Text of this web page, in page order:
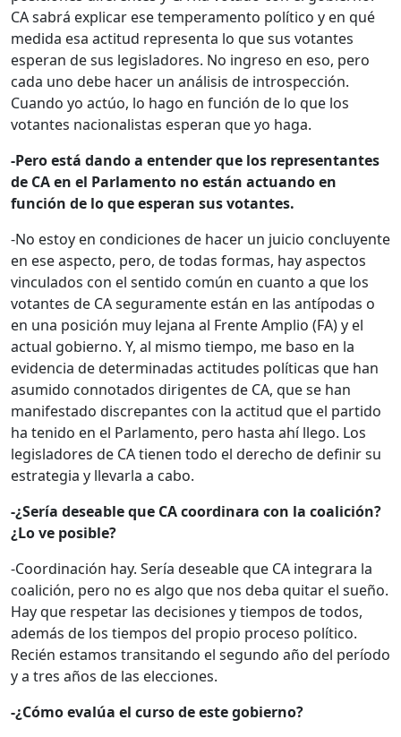
CA sabrá explicar ese temperamento político y en qué
medida esa actitud representa lo que sus votantes
esperan de sus legisladores. No ingreso en eso, pero
cada uno debe hacer un análisis de introspección.
Cuando yo actúo, lo hago en función de lo que los
votantes nacionalistas esperan que yo haga.
-Pero está dando a entender que los representantes
de CA en el Parlamento no están actuando en
función de lo que esperan sus votantes.
-No estoy en condiciones de hacer un juicio concluyente
en ese aspecto, pero, de todas formas, hay aspectos
vinculados con el sentido común en cuanto a que los
votantes de CA seguramente están en las antípodas o
en una posición muy lejana al Frente Amplio (FA) y el
actual gobierno. Y, al mismo tiempo, me baso en la
evidencia de determinadas actitudes políticas que han
asumido connotados dirigentes de CA, que se han
manifestado discrepantes con la actitud que el partido
ha tenido en el Parlamento, pero hasta ahí llego. Los
legisladores de CA tienen todo el derecho de definir su
estrategia y llevarla a cabo.
-¿Sería deseable que CA coordinara con la coalición?
¿Lo ve posible?
-Coordinación hay. Sería deseable que CA integrara la
coalición, pero no es algo que nos deba quitar el sueño.
Hay que respetar las decisiones y tiempos de todos,
además de los tiempos del propio proceso político.
Recién estamos transitando el segundo año del período
y a tres años de las elecciones.
-¿Cómo evalúa el curso de este gobierno?